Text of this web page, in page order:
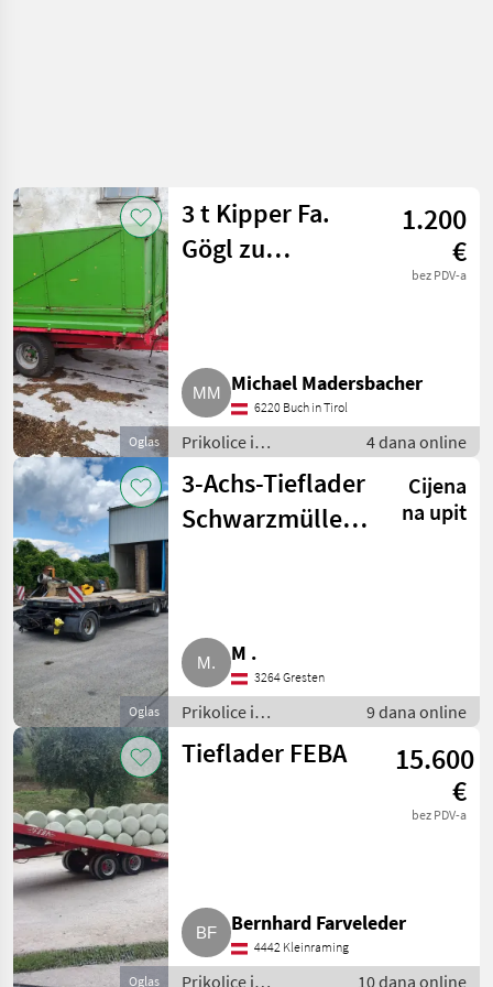
Oglas
3 t Kipper Fa.
Gögl zu
1.200
€
bez PDV-a
Michael Madersbacher
6220 Buch in Tirol
Prikolice i
transportna vozila /
Niski utovarivači
4 dana online
Oglas
3-Achs-Tieflader
Schwarzmüller
Cijena
na upit
M .
3264 Gresten
Prikolice i
transportna vozila /
Niski utovarivači
9 dana online
Oglas
Tieflader FEBA
15.600
€
bez PDV-a
Bernhard Farveleder
4442 Kleinraming
Prikolice i
10 dana online